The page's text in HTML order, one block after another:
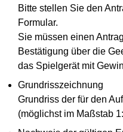
Bitte stellen Sie den
Formular.
Sie müssen einen
Bestätigung über die
das Spielgerät mit
Grundrisszeichnung
Grundriss der für den
(möglichst im Maßstab